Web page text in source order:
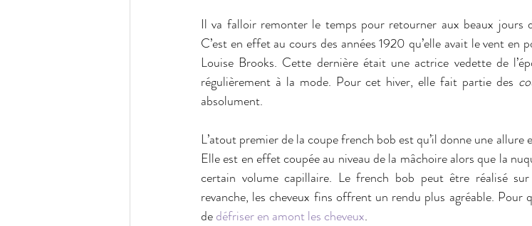
Il va falloir remonter le temps pour retourner aux beaux jours
C’est en effet au cours des années 1920 qu’elle avait le vent en
Louise Brooks. Cette dernière était une actrice vedette de
régulièrement à la mode. Pour cet hiver, elle fait partie des
absolument.
L’atout premier de la coupe french bob est qu’il donne une allure
Elle est en effet coupée au niveau de la mâchoire alors que la
certain volume capillaire. Le french bob peut être réalisé
revanche, les cheveux fins offrent un rendu plus agréable. Pour
de défriser en amont les cheveux.